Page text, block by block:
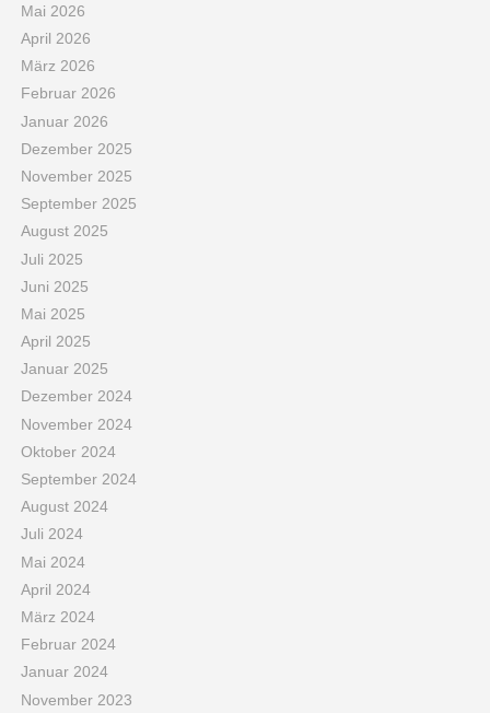
Mai 2026
April 2026
März 2026
Februar 2026
Januar 2026
Dezember 2025
November 2025
September 2025
August 2025
Juli 2025
Juni 2025
Mai 2025
April 2025
Januar 2025
Dezember 2024
November 2024
Oktober 2024
September 2024
August 2024
Juli 2024
Mai 2024
April 2024
März 2024
Februar 2024
Januar 2024
November 2023